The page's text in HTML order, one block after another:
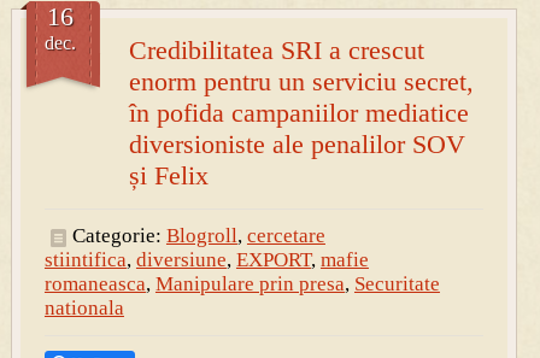
Credibilitatea SRI a crescut
enorm pentru un serviciu secret,
în pofida campaniilor mediatice
diversioniste ale penalilor SOV
și Felix
16
dec.
Categorie: Blogroll, cercetare
stiintifica, diversiune, EXPORT, mafie
romaneasca, Manipulare prin presa, Securitate
nationala